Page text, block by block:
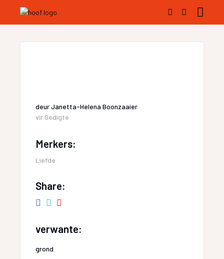
deurJanetta-Helena Boonzaaier
vir Gedigte
Merkers:
Liefde
Share:
verwante:
grond